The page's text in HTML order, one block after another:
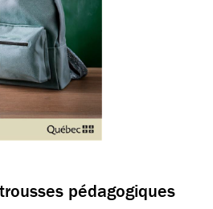
pédagogiques